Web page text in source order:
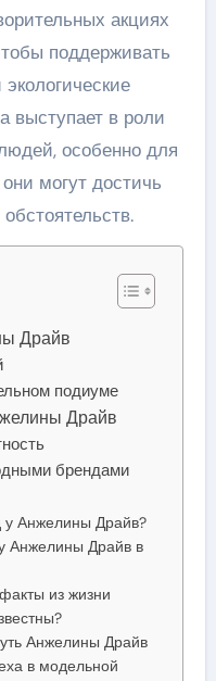
акциях
поддерживать
выступает в роли
особенно для
могут достичь
Драйв
подиуме
Драйв
брендами
у Анжелины Драйв?
Анжелины Драйв в
из жизни
Анжелины Драйв
в модельной